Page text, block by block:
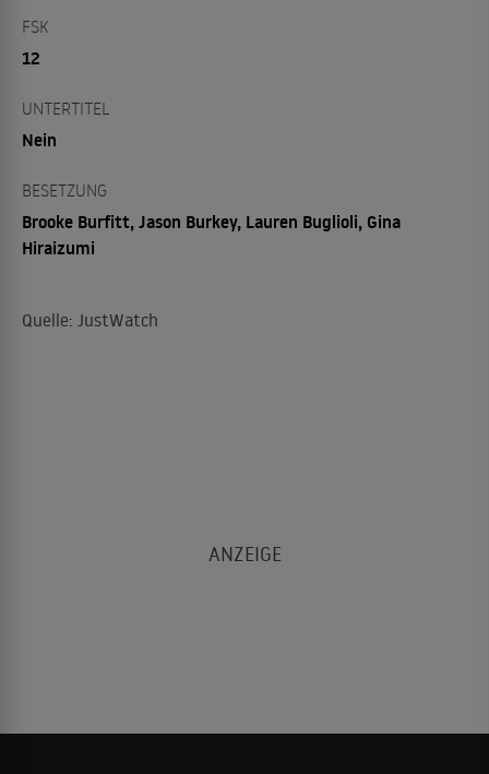
FSK
12
UNTERTITEL
Nein
BESETZUNG
Brooke Burfitt, Jason Burkey, Lauren Buglioli, Gina
Hiraizumi
Quelle: JustWatch